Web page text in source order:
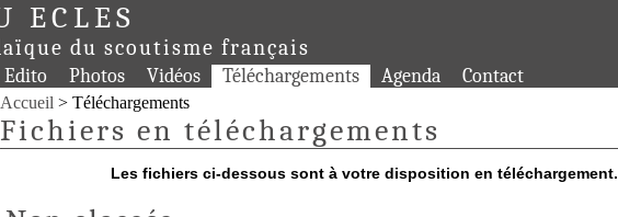
ECLES
du scoutisme français
Edito Photos Vidéos Téléchargements Agenda Contact
Accueil > Téléchargements
Fichiers en téléchargements
Les fichiers ci-dessous sont à votre disposition en téléchargement.